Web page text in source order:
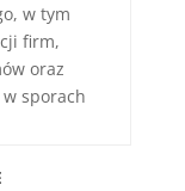
w tym
firm,
oraz
sporach